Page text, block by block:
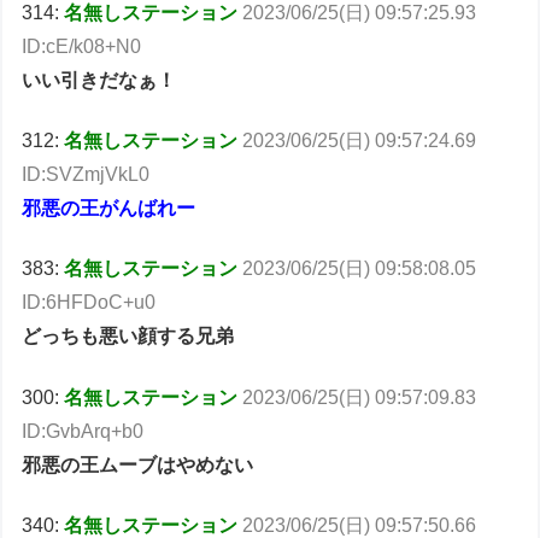
314:名無しステーション 2023/06/25(日) 09:57:25.93
ID:cE/k08+N0
いい引きだなぁ！
312:名無しステーション 2023/06/25(日) 09:57:24.69
ID:SVZmjVkL0
邪悪の王がんばれー
383:名無しステーション 2023/06/25(日) 09:58:08.05
ID:6HFDoC+u0
どっちも悪い顔する兄弟
300:名無しステーション 2023/06/25(日) 09:57:09.83
ID:GvbArq+b0
邪悪の王ムーブはやめない
340:名無しステーション 2023/06/25(日) 09:57:50.66